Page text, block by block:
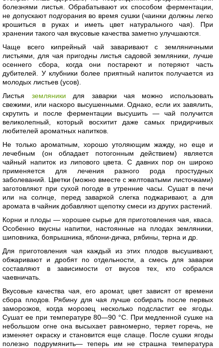
болезнями листья. Обрабатывают их способом ферментации,
не допускают подгорания во время сушки (чаинки должны легко
крошиться в руках и иметь цвет натурального чая). При
хранении такого чая вкусовые качества заметно улучшаются.
Чаще всего кипрейный чай заваривают с земляничными
листьями, для чая пригодны листья садовой земляники, лучше
осеннего сбора, когда они постареют и потеряют часть
дубителей. У клубники более приятный напиток получается из
молодых листьев (усов).
Листья земляники для заварки чая можно использовать
свежими, или наскоро высушенными. Однако, если их завялить,
скрутить и после ферментации высушить — чай получится
великолепный, который восхитит даже самых придирчивых
любителей ароматных напитков.
Не только ароматным, хорошо утоляющим жажду, но еще и
лечебным (он обладает потогонным действием) является
чайный напиток из липового цвета. С давних пор он широко
применяется для лечения разного рода простудных
заболеваний. Цветки (можно вместе с желтоватыми листочками)
заготовляют при сухой погоде в утренние часы. Сушат в печи
или на солнце, перед заваркой слегка поджаривают, а для
аромата в чайник добавляют щепотку смеси из других растений.
Корни и плоды — хорошее сырье для приготовления чая, кваса.
Особенно вкусны напитки, настоянные на плодах земляники,
шиповника, боярышника, яблони-дичка, рябины, терна и др.
Для приготовления чая каждый из этих плодов высушивают,
обжаривают и дробят по отдельности, а смесь для заварки
составляют в зависимости от вкусов тех, кто собрался
чаевничать.
Вкусовые качества чая, его аромат, цвет зависят от времени
сбора плодов. Рябину для чая лучше собирать после первых
заморозков, когда морозец несколько подсластит ее ягоды.
Сушат ее при температуре 80—90 °С. При медленной сушке на
небольшом огне она высыхает равномерно, теряет горечь, не
изменяет окраску и становится еще слаще. После сушки ягоды
полезно подрумянить— теперь им не страшна температура